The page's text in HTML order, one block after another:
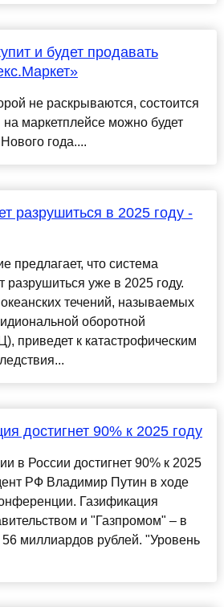
и будет продавать
не раскрываются, состоится
на маркетплейсе можно будет
года....
разрушиться в 2025 году -
предлагает, что система
уже в 2025 году.
течений, называемых
оборотной
приведет к катастрофическим
достигнет 90% к 2025 году
в России достигнет 90% к 2025
РФ Владимир Путин в ходе
Газификация
и "Газпромом" – в
миллиардов рублей. "Уровень